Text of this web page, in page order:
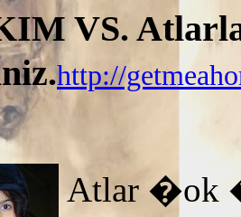
VS.
http://
Atlar �ok